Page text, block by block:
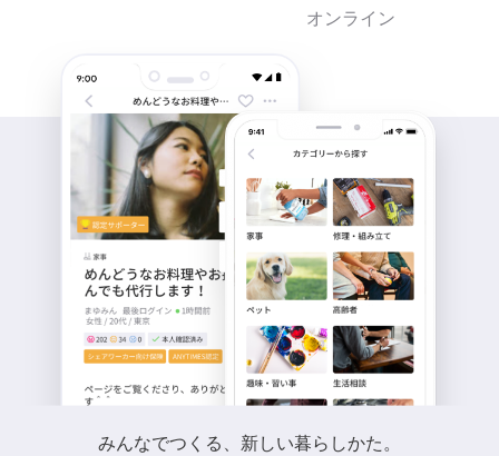
オンライン
みんなでつくる、新しい暮らしかた。